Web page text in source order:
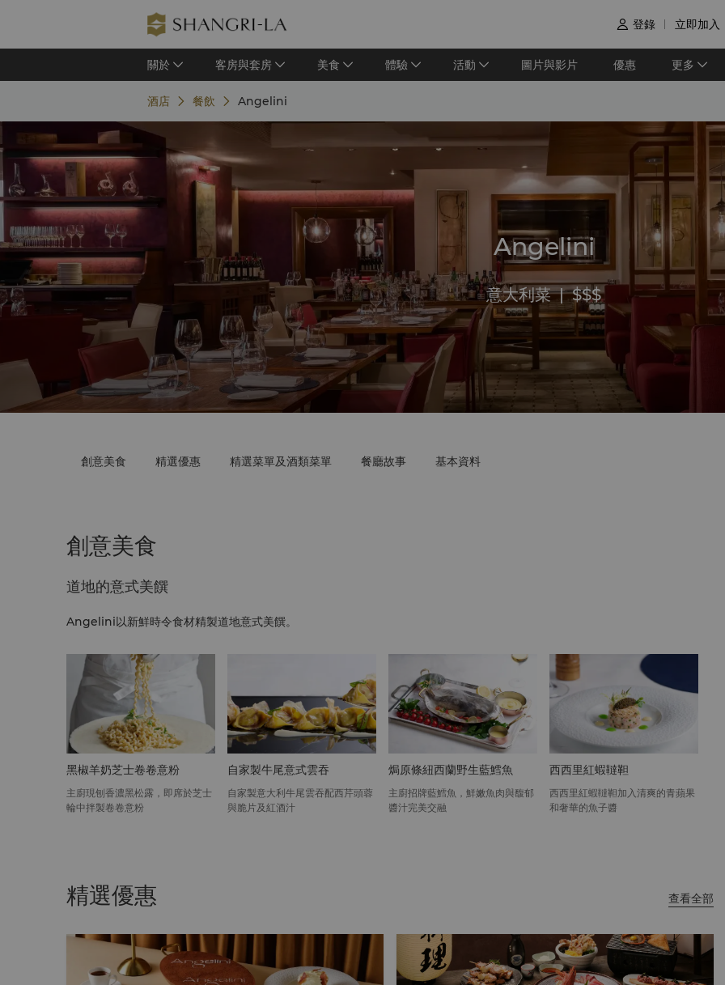
 登錄 立即加入
關於 客房與套房 美食 體驗 活動 圖片與影片 優惠 更多
酒店 餐飲 Angelini
Angelini
意大利菜 | $$$
創意美食 精選優惠 精選菜單及酒類菜單 餐廳故事 基本資料
創意美食
道地的意式美饌
Angelini以新鮮時令食材精製道地意式美饌。
黑椒羊奶芝士卷卷意粉
主廚現刨香濃黑松露，即席於芝士
輪中拌製卷卷意粉
自家製牛尾意式雲吞
自家製意大利牛尾雲吞配西芹頭蓉
與脆片及紅酒汁
焗原條紐西蘭野生藍鱈魚
主廚招牌藍鱈魚，鮮嫩魚肉與馥郁
醬汁完美交融
西西里紅蝦韃靼
西西里紅蝦韃靼加入清爽的青蘋果
和奢華的魚子醬
精選優惠 查看全部